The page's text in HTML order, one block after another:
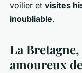
voilier et visites
inoubliable.
La
amoureux